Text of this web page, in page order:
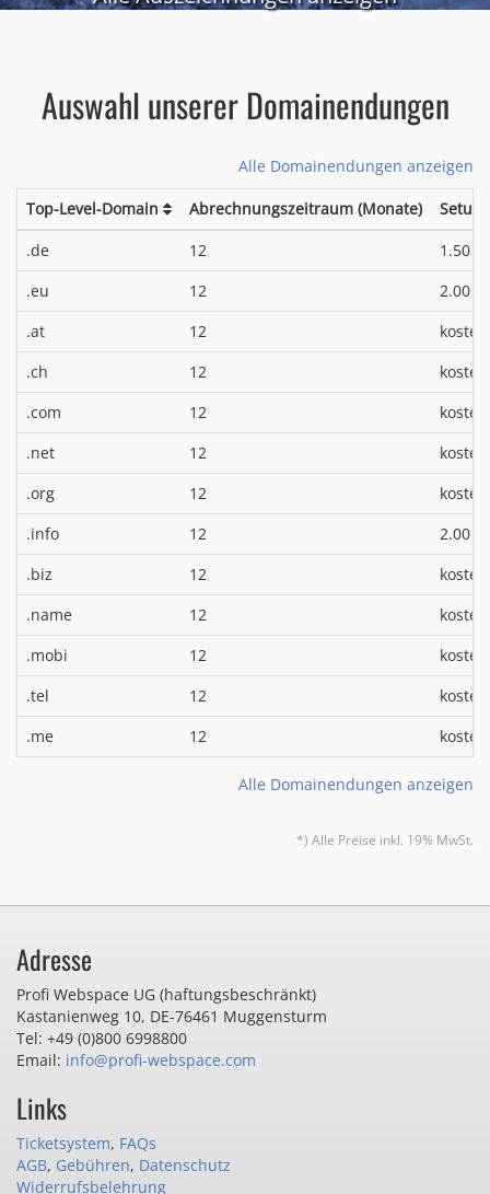
Auswahl unserer Domainendungen
Alle Domainendungen anzeigen
Top-Level-Domain Abrechnungszeitraum (Monate)
.de
12 1.50 €
.eu 12 2.00 €
.at 12
.ch
12
.com
12
.net
12
.org
12
.info
12 2.00 €
.biz 12
.name
12
.mobi
12
.tel
12
.me
12
Alle Domainendungen anzeigen
*) Alle Preise inkl. 19% MwSt.
Adresse
Profi Webspace UG (haftungsbeschränkt)
Kastanienweg 10, DE-76461 Muggensturm
Tel: +49 (0)800 6998800
Email: info@profi-webspace.com
Links
Ticketsystem, FAQs
AGB, Gebühren, Datenschutz
Widerrufsbelehrung